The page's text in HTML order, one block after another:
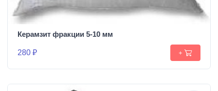
Керамзит фракции 5-10 мм
280 ₽ +